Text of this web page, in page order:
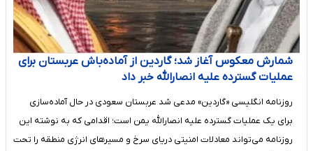
شمارش معکوس آغاز شد؛ گاردین از آماده‌باش عربستان برای
عملیات گسترده علیه انصارالله خبر داد
روزنامه انگلیسی «گاردین» مدعی شد عربستان سعودی در حال آماده‌سازی
برای یک عملیات گسترده علیه انصارالله یمن است؛ اقدامی که به نوشته این
روزنامه می‌تواند معادلات امنیتی دریای سرخ و مسیرهای انرژی منطقه را تحت